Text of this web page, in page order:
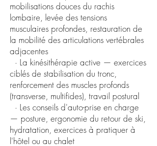
mobilisations douces du rachis
lombaire, levée des tensions
musculaires profondes, restauration de
la mobilité des articulations vertébrales
adjacentes
· La kinésithérapie active — exercices
ciblés de stabilisation du tronc,
renforcement des muscles profonds
(transverse, multifides), travail postural
· Les conseils d'auto-prise en charge
— posture, ergonomie du retour de ski,
hydratation, exercices à pratiquer à
l'hôtel ou au chalet